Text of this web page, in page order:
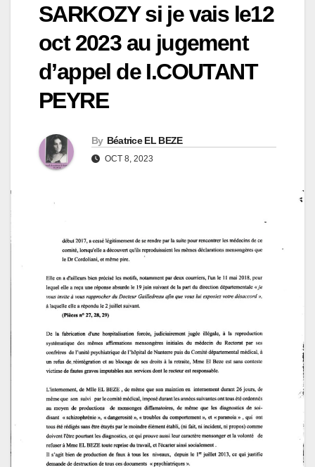
SARKOZY si je vais le12
oct 2023 au jugement
d’appel de I.COUTANT
PEYRE
By Béatrice EL BEZE
OCT 8, 2023